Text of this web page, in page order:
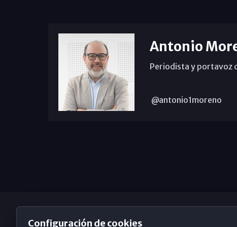
Antonio
Periodista y portavoz
@antonio1moreno
Configuración de cookies